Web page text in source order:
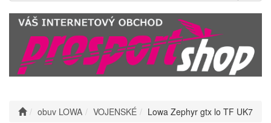
obuv LOWA VOJENSKÉ Lowa Zephyr gtx lo TF UK7